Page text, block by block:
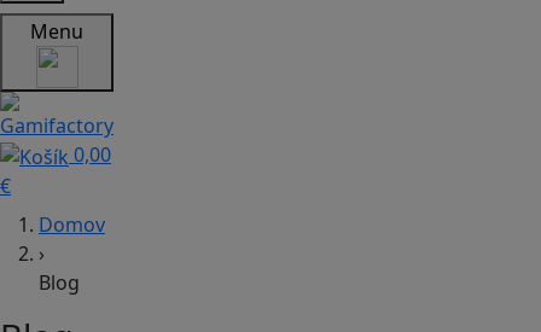
Menu
0,00
€
Domov
›
Blog